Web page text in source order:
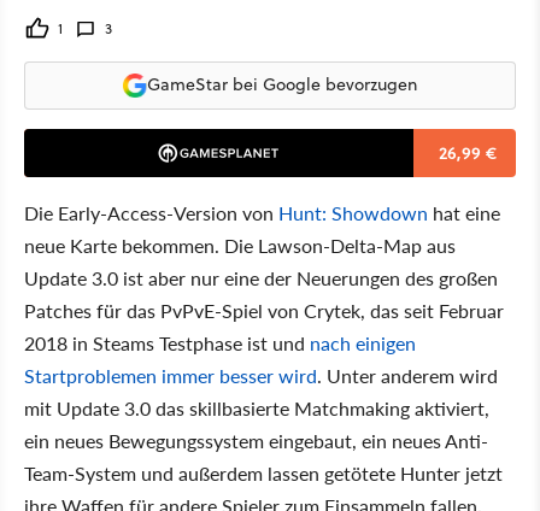
1 3
GameStar bei Google bevorzugen
26,99 €
Die Early-Access-Version von Hunt: Showdown hat eine
neue Karte bekommen. Die Lawson-Delta-Map aus
Update 3.0 ist aber nur eine der Neuerungen des großen
Patches für das PvPvE-Spiel von Crytek, das seit Februar
2018 in Steams Testphase ist und nach einigen
Startproblemen immer besser wird. Unter anderem wird
mit Update 3.0 das skillbasierte Matchmaking aktiviert,
ein neues Bewegungssystem eingebaut, ein neues Anti-
Team-System und außerdem lassen getötete Hunter jetzt
ihre Waffen für andere Spieler zum Einsammeln fallen.